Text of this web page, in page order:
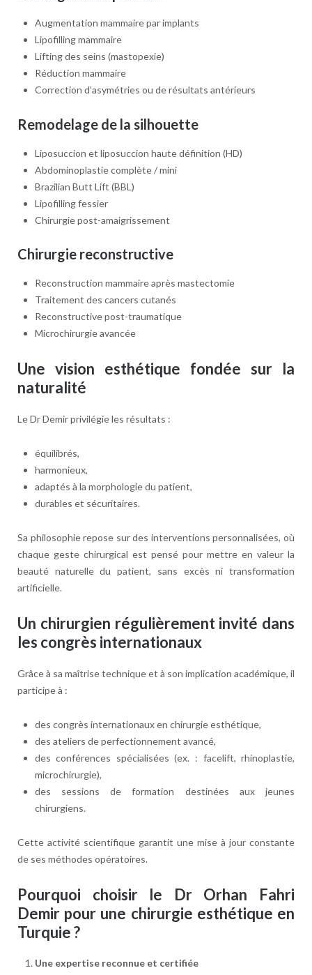
Augmentation mammaire par implants
Lipofilling mammaire
Lifting des seins (mastopexie)
Réduction mammaire
Correction d’asymétries ou de résultats antérieurs
Remodelage de la silhouette
Liposuccion et liposuccion haute définition (HD)
Abdominoplastie complète / mini
Brazilian Butt Lift (BBL)
Lipofilling fessier
Chirurgie post-amaigrissement
Chirurgie reconstructive
Reconstruction mammaire après mastectomie
Traitement des cancers cutanés
Reconstructive post-traumatique
Microchirurgie avancée
Une vision esthétique fondée sur la
naturalité
Le Dr Demir privilégie les résultats :
équilibrés,
harmonieux,
adaptés à la morphologie du patient,
durables et sécuritaires.
Sa philosophie repose sur des interventions personnalisées, où
chaque geste chirurgical est pensé pour mettre en valeur la
beauté naturelle du patient, sans excès ni transformation
artificielle.
Un chirurgien régulièrement invité dans
les congrès internationaux
Grâce à sa maîtrise technique et à son implication académique, il
participe à :
des congrès internationaux en chirurgie esthétique,
des ateliers de perfectionnement avancé,
des conférences spécialisées (ex. : facelift, rhinoplastie,
microchirurgie),
des sessions de formation destinées aux jeunes
chirurgiens.
Cette activité scientifique garantit une mise à jour constante
de ses méthodes opératoires.
Pourquoi choisir le Dr Orhan Fahri
Demir pour une chirurgie esthétique en
Turquie ?
Une expertise reconnue et certifiée